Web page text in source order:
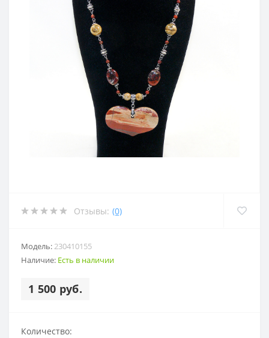
Отзывы: (0)
Модель:230410155
Наличие: Есть в наличии
1 500 руб.
Количество: